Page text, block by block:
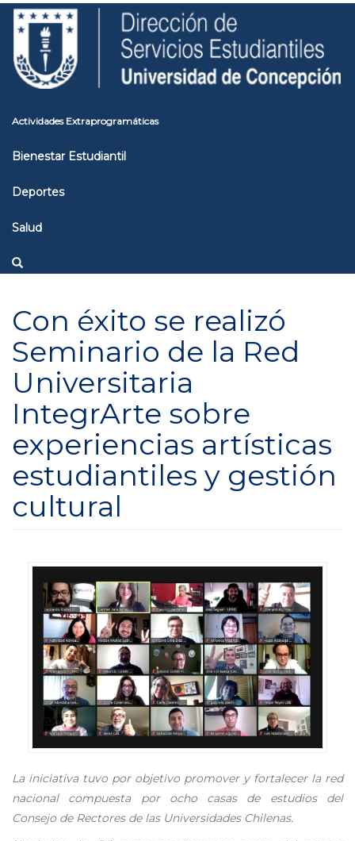
Pasar
contenido
principal
Toggle
high
contrast
Actividades Extraprogramáticas
Bienestar Estudiantil
Deportes
Salud
Con éxito se realizó
Seminario de la Red
Universitaria
IntegrArte sobre
experiencias artísticas
estudiantiles y gestión
cultural
La iniciativa tuvo por objetivo promover y fortalecer la red
nacional compuesta por ocho casas de estudios del
Consejo de Rectores de las Universidades Chilenas.